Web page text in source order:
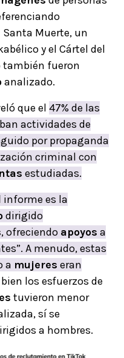
Muerte, un
y el Cártel del
también fueron
analizado.
que el 47% de las
actividades de
por propaganda
criminal con
estudiadas.
informe es la
dirigido
, ofreciendo apoyos a
A menudo, estas
a mujeres eran
los esfuerzos de
tuvieron menor
sí se
a hombres.